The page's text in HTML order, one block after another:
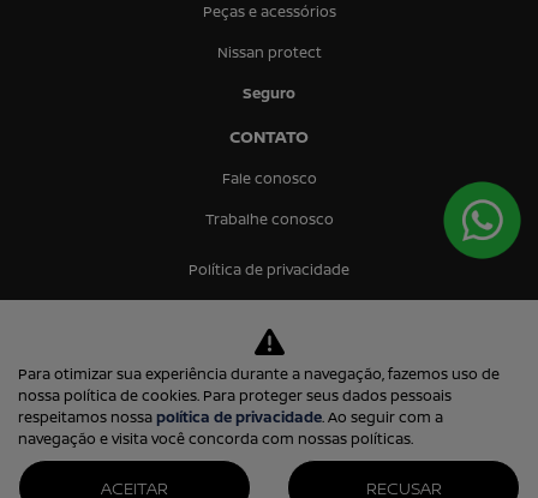
Peças e acessórios
Nissan protect
Seguro
CONTATO
Fale conosco
Trabalhe conosco
Política de privacidade
Prima Via Comercio de Veiculos Ltda.
13.253.884/0001-38
Para otimizar sua experiência durante a navegação, fazemos uso de
nossa política de cookies. Para proteger seus dados pessoais
respeitamos nossapolítica de privacidade. Ao seguir com a
navegação e visita você concorda com nossas políticas.
ACEITAR RECUSAR